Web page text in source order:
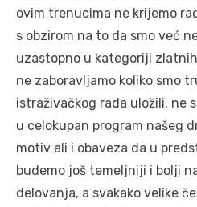
ovim trenucima ne krijemo
s obzirom na to da smo već
uzastopno u kategoriji
ne zaboravljamo koliko smo
istraživačkog rada uložili, ne
u celokupan program našeg
motiv ali i obaveza da u
budemo još temeljniji i bolji
delovanja, a svakako velike